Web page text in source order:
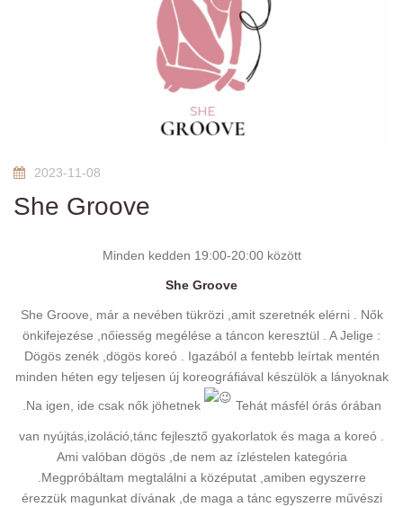
2023-11-08
She Groove
Minden kedden 19:00-20:00 között
She Groove
She Groove, már a nevében tükrözi ,amit szeretnék elérni . Nők
önkifejezése ,nőiesség megélése a táncon keresztül . A Jelige :
Dögös zenék ,dögös koreó . Igazából a fentebb leírtak mentén
minden héten egy teljesen új koreográfiával készülök a lányoknak
.Na igen, ide csak nők jöhetnek Tehát másfél órás órában
van nyújtás,izoláció,tánc fejlesztő gyakorlatok és maga a koreó .
Ami valóban dögös ,de nem az ízléstelen kategória
.Megpróbáltam megtalálni a középutat ,amiben egyszerre
érezzük magunkat dívának ,de maga a tánc egyszerre művészi